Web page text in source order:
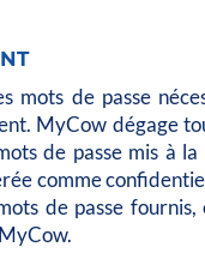
mots de passe
MyCow dégage
de passe mis à
comme
de passe fournis,